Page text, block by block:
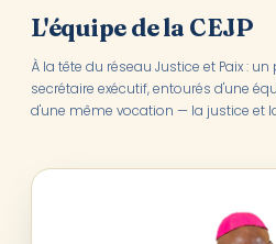
L'équipe de la CEJP
À la tête du réseau Justice et Paix :
secrétaire exécutif, entourés d'une
d'une même vocation — la justice et